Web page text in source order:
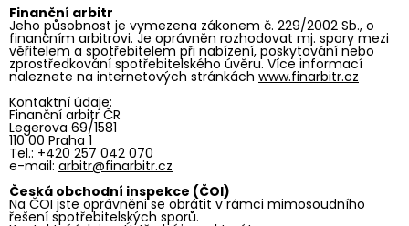
Finanční arbitr
Jeho působnost je vymezena zákonem č. 229/2002 Sb., o
finančním arbitrovi. Je oprávněn rozhodovat mj. spory mezi
věřitelem a spotřebitelem při nabízení, poskytování nebo
zprostředkování spotřebitelského úvěru. Více informací
naleznete na internetových stránkách www.finarbitr.cz
Kontaktní údaje:
Finanční arbitr ČR
Legerova 69/1581
110 00 Praha 1
Tel.: +420 257 042 070
e-mail: arbitr@finarbitr.cz
Česká obchodní inspekce (ČOI)
Na ČOI jste oprávněni se obrátit v rámci mimosoudního
řešení spotřebitelských sporů.